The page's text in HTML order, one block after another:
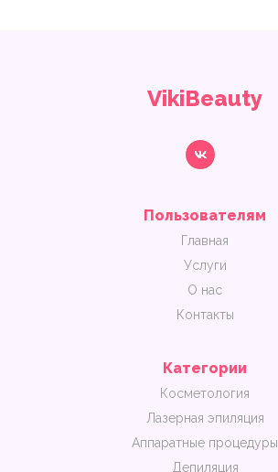
VikiBeauty
Пользователям
Главная
Услуги
О нас
Контакты
Категории
Косметология
Лазерная эпиляция
Аппаратные процедуры
Депиляция